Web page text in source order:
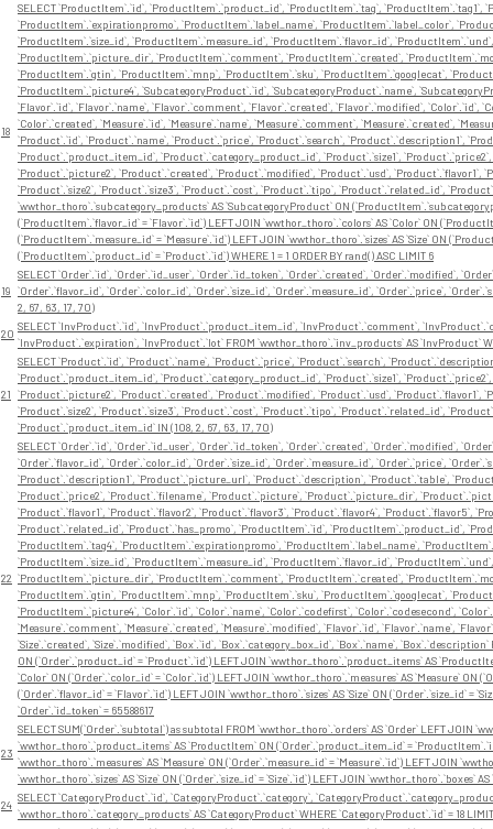
18
SELECT `ProductItem`.`id`, `ProductItem`.`product_id`, `ProductItem`.`tag`, `ProductItem`.`tag1`,
`ProductItem`.`expirationpromo`, `ProductItem`.`label_name`, `ProductItem`.`label_color`,
`ProductItem`.`size_id`, `ProductItem`.`measure_id`, `ProductItem`.`flavor_id`,
`ProductItem`.`picture_dir`, `ProductItem`.`comment`, `ProductItem`.`created`,
`ProductItem`.`gtin`, `ProductItem`.`mnp`, `ProductItem`.`sku`, `ProductItem`.`googlecat`,
`ProductItem`.`picture4`, `SubcategoryProduct`.`id`, `SubcategoryProduct`.`name`,
`Flavor`.`id`, `Flavor`.`name`, `Flavor`.`comment`, `Flavor`.`created`, `Flavor`.`modified`,
`Color`.`created`, `Measure`.`id`, `Measure`.`name`, `Measure`.`comment`, `Measure`.`created`,
`Product`.`id`, `Product`.`name`, `Product`.`price`, `Product`.`search`, `Product`.`description1`,
`Product`.`product_item_id`, `Product`.`category_product_id`, `Product`.`size1`,
`Product`.`picture2`, `Product`.`created`, `Product`.`modified`, `Product`.`usd`, `Product`.`flavor1`,
`Product`.`size2`, `Product`.`size3`, `Product`.`cost`, `Product`.`tipo`, `Product`.`related_id`,
`wwthor_thoro`.`subcategory_products` AS `SubcategoryProduct` ON
(`ProductItem`.`flavor_id` = `Flavor`.`id`) LEFT JOIN `wwthor_thoro`.`colors` AS `Color` ON
(`ProductItem`.`measure_id` = `Measure`.`id`) LEFT JOIN `wwthor_thoro`.`sizes` AS `Size` ON
(`ProductItem`.`product_id` = `Product`.`id`) WHERE 1 = 1 ORDER BY rand() ASC LIMIT 6
19
SELECT `Order`.`id`, `Order`.`id_user`, `Order`.`id_token`, `Order`.`created`, `Order`.`modified`,
`Order`.`flavor_id`, `Order`.`color_id`, `Order`.`size_id`, `Order`.`measure_id`, `Order`.`price`,
2, 67, 63, 17, 70)
20
SELECT `InvProduct`.`id`, `InvProduct`.`product_item_id`, `InvProduct`.`comment`,
`InvProduct`.`expiration`, `InvProduct`.`lot` FROM `wwthor_thoro`.`inv_products` AS `InvProduct`
21
SELECT `Product`.`id`, `Product`.`name`, `Product`.`price`, `Product`.`search`,
`Product`.`product_item_id`, `Product`.`category_product_id`, `Product`.`size1`,
`Product`.`picture2`, `Product`.`created`, `Product`.`modified`, `Product`.`usd`, `Product`.`flavor1`,
`Product`.`size2`, `Product`.`size3`, `Product`.`cost`, `Product`.`tipo`, `Product`.`related_id`,
`Product`.`product_item_id` IN (108, 2, 67, 63, 17, 70)
22
SELECT `Order`.`id`, `Order`.`id_user`, `Order`.`id_token`, `Order`.`created`, `Order`.`modified`,
`Order`.`flavor_id`, `Order`.`color_id`, `Order`.`size_id`, `Order`.`measure_id`, `Order`.`price`,
`Product`.`description1`, `Product`.`picture_url`, `Product`.`description`, `Product`.`table`,
`Product`.`price2`, `Product`.`filename`, `Product`.`picture`, `Product`.`picture_dir`,
`Product`.`flavor1`, `Product`.`flavor2`, `Product`.`flavor3`, `Product`.`flavor4`, `Product`.`flavor5`,
`Product`.`related_id`, `Product`.`has_promo`, `ProductItem`.`id`, `ProductItem`.`product_id`,
`ProductItem`.`tag4`, `ProductItem`.`expirationpromo`, `ProductItem`.`label_name`,
`ProductItem`.`size_id`, `ProductItem`.`measure_id`, `ProductItem`.`flavor_id`,
`ProductItem`.`picture_dir`, `ProductItem`.`comment`, `ProductItem`.`created`,
`ProductItem`.`gtin`, `ProductItem`.`mnp`, `ProductItem`.`sku`, `ProductItem`.`googlecat`,
`ProductItem`.`picture4`, `Color`.`id`, `Color`.`name`, `Color`.`codefirst`, `Color`.`codesecond`,
`Measure`.`comment`, `Measure`.`created`, `Measure`.`modified`, `Flavor`.`id`, `Flavor`.`name`,
`Size`.`created`, `Size`.`modified`, `Box`.`id`, `Box`.`category_box_id`, `Box`.`name`,
ON (`Order`.`product_id` = `Product`.`id`) LEFT JOIN `wwthor_thoro`.`product_items` AS
`Color` ON (`Order`.`color_id` = `Color`.`id`) LEFT JOIN `wwthor_thoro`.`measures` AS `Measure` ON
(`Order`.`flavor_id` = `Flavor`.`id`) LEFT JOIN `wwthor_thoro`.`sizes` AS `Size` ON (`Order`.`size_id` =
`Order`.`id_token` = 65588617
23
SELECT SUM(`Order`.`subtotal`) as subtotal FROM `wwthor_thoro`.`orders` AS `Order` LEFT JOIN
`wwthor_thoro`.`product_items` AS `ProductItem` ON (`Order`.`product_item_id` =
`wwthor_thoro`.`measures` AS `Measure` ON (`Order`.`measure_id` = `Measure`.`id`) LEFT JOIN
`wwthor_thoro`.`sizes` AS `Size` ON (`Order`.`size_id` = `Size`.`id`) LEFT JOIN `wwthor_thoro`.`boxes`
24
SELECT `CategoryProduct`.`id`, `CategoryProduct`.`category`,
`wwthor_thoro`.`category_products` AS `CategoryProduct` WHERE `CategoryProduct`.`id` = 18